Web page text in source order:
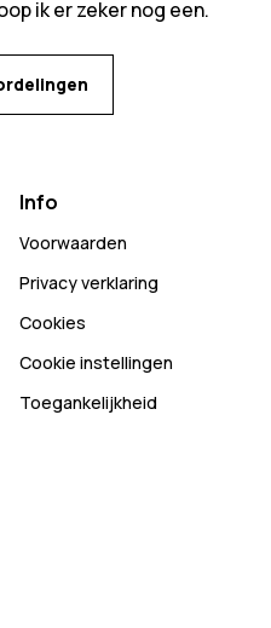
ik er zeker nog een.
Info
Voorwaarden
Privacy verklaring
Cookies
Cookie instellingen
Toegankelijkheid